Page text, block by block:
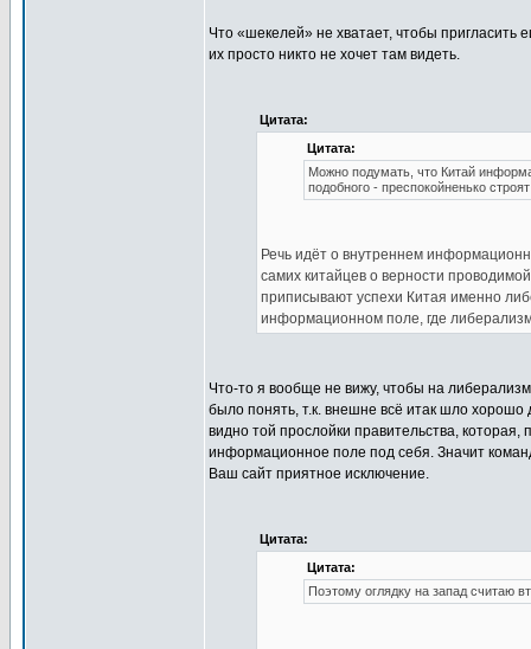
Что «шекелей» не хватает, чтобы
их просто никто не хочет там видеть.
Цитата:
Цитата:
Можно подумать, что Китай
подобного - преспокойненько
Речь идёт о внутреннем
самих китайцев о верности
приписывают успехи Китая именно
информационном поле, где
Что-то я вообще не вижу, чтобы на
было понять, т.к. внешне всё итак шло
видно той прослойки правительства,
информационное поле под себя. Значит
Ваш сайт приятное исключение.
Цитата:
Цитата:
Поэтому оглядку на запад считаю